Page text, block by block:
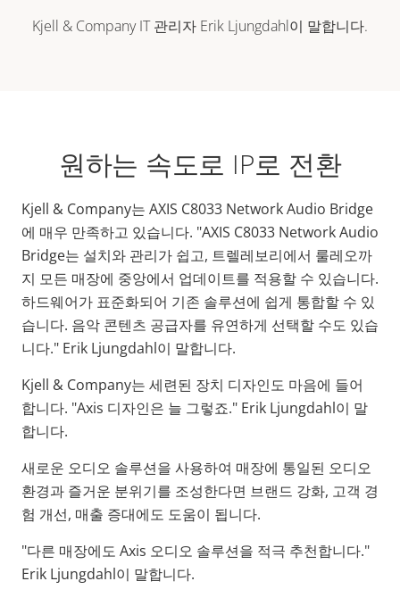
Kjell & Company IT 관리자 Erik Ljungdahl이 말합니다.
원하는 속도로 IP로 전환
Kjell & Company는 AXIS C8033 Network Audio Bridge
에 매우 만족하고 있습니다. "AXIS C8033 Network Audio
Bridge는 설치와 관리가 쉽고, 트렐레보리에서 룰레오까
지 모든 매장에 중앙에서 업데이트를 적용할 수 있습니다.
하드웨어가 표준화되어 기존 솔루션에 쉽게 통합할 수 있
습니다. 음악 콘텐츠 공급자를 유연하게 선택할 수도 있습
니다." Erik Ljungdahl이 말합니다.
Kjell & Company는 세련된 장치 디자인도 마음에 들어
합니다. "Axis 디자인은 늘 그렇죠." Erik Ljungdahl이 말
합니다.
새로운 오디오 솔루션을 사용하여 매장에 통일된 오디오
환경과 즐거운 분위기를 조성한다면 브랜드 강화, 고객 경
험 개선, 매출 증대에도 도움이 됩니다.
"다른 매장에도 Axis 오디오 솔루션을 적극 추천합니다."
Erik Ljungdahl이 말합니다.